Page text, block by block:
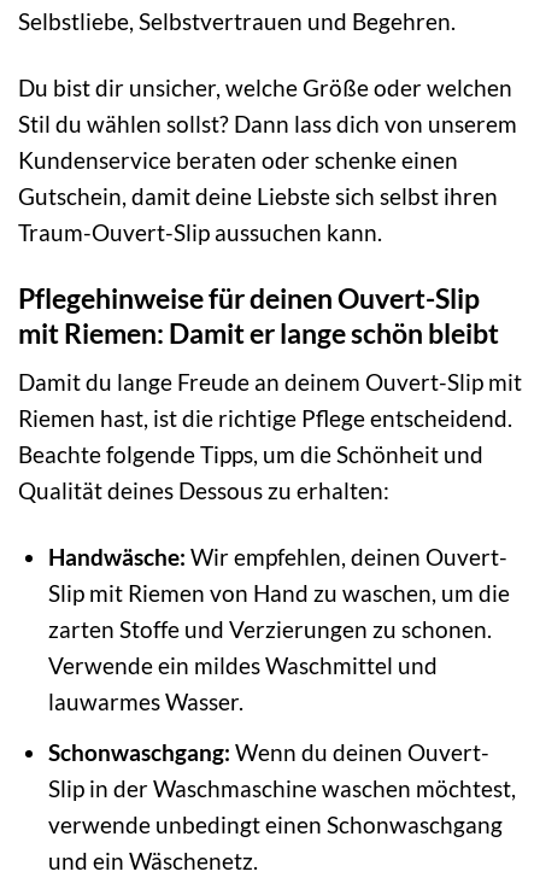
Selbstliebe, Selbstvertrauen und Begehren.
Du bist dir unsicher, welche Größe oder welchen
Stil du wählen sollst? Dann lass dich von unserem
Kundenservice beraten oder schenke einen
Gutschein, damit deine Liebste sich selbst ihren
Traum-Ouvert-Slip aussuchen kann.
Pflegehinweise für deinen Ouvert-Slip
mit Riemen: Damit er lange schön bleibt
Damit du lange Freude an deinem Ouvert-Slip mit
Riemen hast, ist die richtige Pflege entscheidend.
Beachte folgende Tipps, um die Schönheit und
Qualität deines Dessous zu erhalten:
Handwäsche: Wir empfehlen, deinen Ouvert-
Slip mit Riemen von Hand zu waschen, um die
zarten Stoffe und Verzierungen zu schonen.
Verwende ein mildes Waschmittel und
lauwarmes Wasser.
Schonwaschgang: Wenn du deinen Ouvert-
Slip in der Waschmaschine waschen möchtest,
verwende unbedingt einen Schonwaschgang
und ein Wäschenetz.